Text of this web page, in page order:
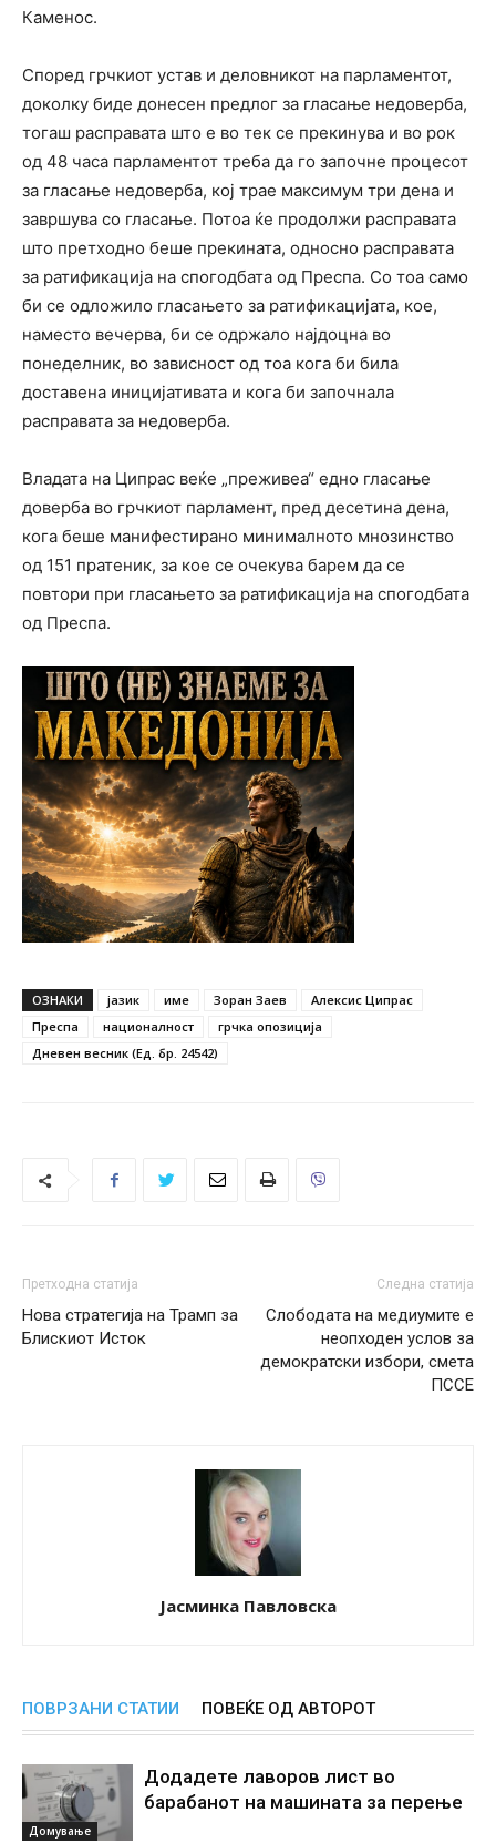
Каменос.
Според грчкиот устав и деловникот на парламентот,
доколку биде донесен предлог за гласање недоверба,
тогаш расправата што е во тек се прекинува и во рок
од 48 часа парламентот треба да го започне процесот
за гласање недоверба, кој трае максимум три дена и
завршува со гласање. Потоа ќе продолжи расправата
што претходно беше прекината, односно расправата
за ратификација на спогодбата од Преспа. Со тоа само
би се одложило гласањето за ратификацијата, кое,
наместо вечерва, би се одржало најдоцна во
понеделник, во зависност од тоа кога би била
доставена иницијативата и кога би започнала
расправата за недоверба.
Владата на Ципрас веќе „преживеа“ едно гласање
доверба во грчкиот парламент, пред десетина дена,
кога беше манифестирано минималното мнозинство
од 151 пратеник, за кое се очекува барем да се
повтори при гласањето за ратификација на спогодбата
од Преспа.
ОЗНАКИ јазик име Зоран Заев
Алексис Ципрас
Преспа
националност
грчка опозиција
Дневен весник (Ед. бр. 24542)
Претходна статија
Нова стратегија на Трамп за
Блискиот Исток
Следна статија
Слободата на медиумите е
неопходен услов за
демократски избори, смета
ПССЕ
Јасминка Павловска
ПОВРЗАНИ СТАТИИ ПОВЕЌЕ ОД АВТОРОТ
Домување
Додадете лаворов лист во
барабанот на машината за перење